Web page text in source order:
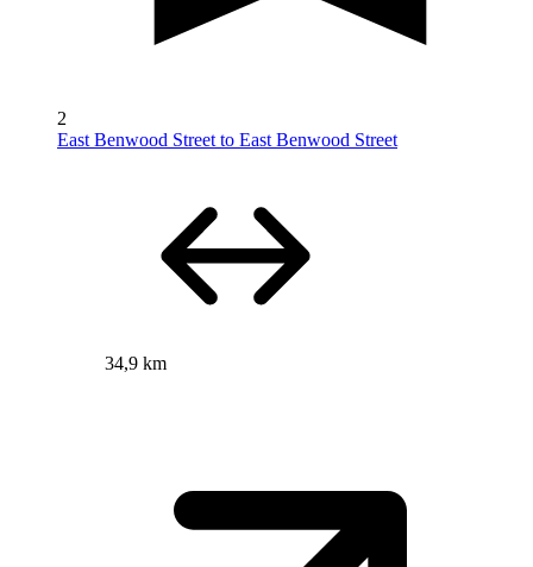
2
East Benwood Street to East Benwood Street
34,9 km